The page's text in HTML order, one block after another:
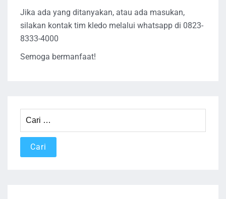
Jika ada yang ditanyakan, atau ada masukan,
silakan kontak tim kledo melalui whatsapp di 0823-
8333-4000
Semoga bermanfaat!